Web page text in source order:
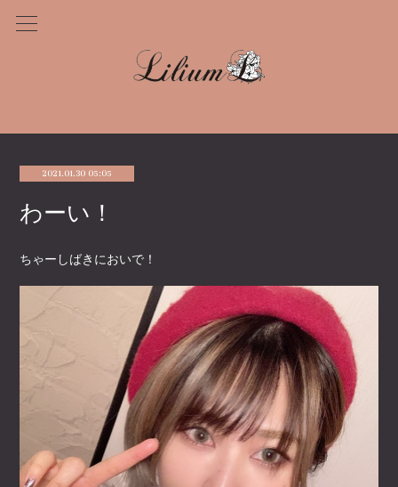
2021.01.30 05:05
わーい！
ちゃーしばきにおいで！